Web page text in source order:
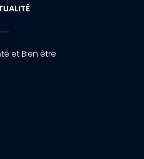
et Bien être